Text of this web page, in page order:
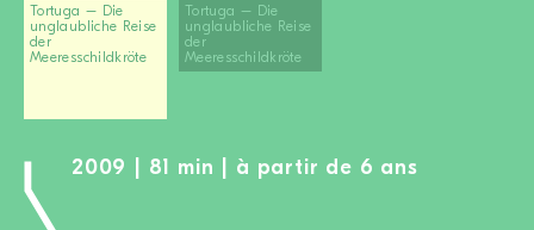
Tortuga – Die
unglaubliche Reise
der
Meeresschildkröte
Tortuga – Die
unglaubliche Reise
der
Meeresschildkröte
2009 | 81 min | à partir de 6 ans